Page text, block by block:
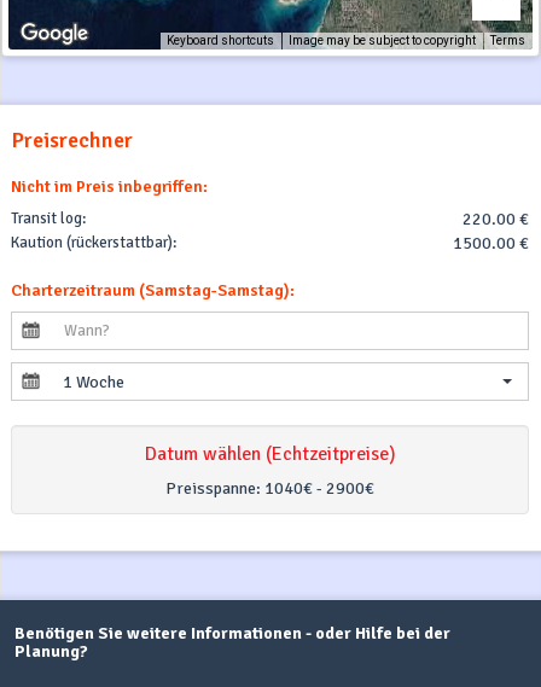
Keyboard shortcuts Image may be subject to copyright Terms
Preisrechner
Nicht im Preis inbegriffen:
Transit log: 220.00 €
Kaution (rückerstattbar): 1500.00 €
Charterzeitraum (Samstag-Samstag):
1 Woche
Datum wählen (Echtzeitpreise)
Preisspanne: 1040€ - 2900€
Benötigen Sie weitere Informationen - oder Hilfe bei der
Planung?